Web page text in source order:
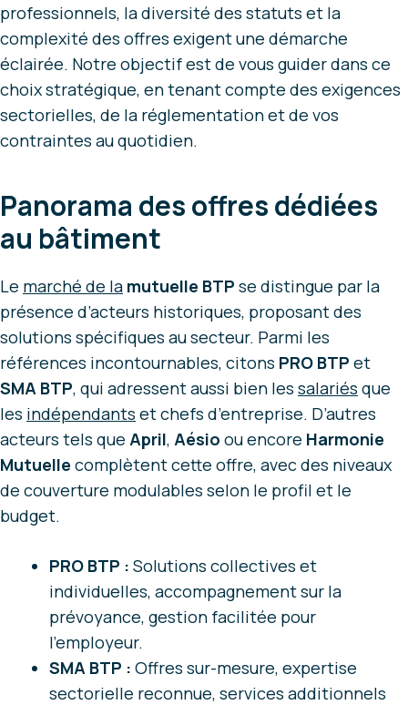
professionnels, la diversité des statuts et la
complexité des offres exigent une démarche
éclairée. Notre objectif est de vous guider dans ce
choix stratégique, en tenant compte des exigences
sectorielles, de la réglementation et de vos
contraintes au quotidien.
Panorama des offres dédiées
au bâtiment
Le marché de la mutuelle BTP se distingue par la
présence d’acteurs historiques, proposant des
solutions spécifiques au secteur. Parmi les
références incontournables, citons PRO BTP et
SMA BTP, qui adressent aussi bien les salariés que
les indépendants et chefs d’entreprise. D’autres
acteurs tels que April, Aésio ou encore Harmonie
Mutuelle complètent cette offre, avec des niveaux
de couverture modulables selon le profil et le
budget.
PRO BTP : Solutions collectives et
individuelles, accompagnement sur la
prévoyance, gestion facilitée pour
l’employeur.
SMA BTP : Offres sur-mesure, expertise
sectorielle reconnue, services additionnels